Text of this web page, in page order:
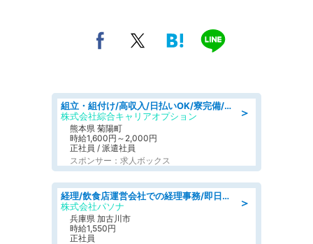
＞
組立・組付け/高収入/日払いOK/寮完備/交替制/20・30・40代活躍中
株式会社綜合キャリアオプション
熊本県 菊陽町
時給1,600円～2,000円
正社員 / 派遣社員
スポンサー：求人ボックス
＞
経理/飲食店運営会社での経理事務/即日勤務可/車通勤可/経理/一般事務
株式会社パソナ
兵庫県 加古川市
時給1,550円
正社員